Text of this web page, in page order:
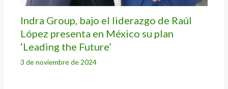
Indra Group, bajo el liderazgo de Raúl
López presenta en México su plan
‘Leading the Future’
3 de noviembre de 2024